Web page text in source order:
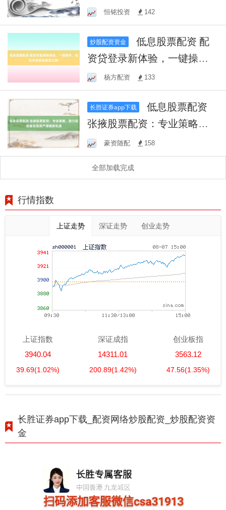
靠，助您投资增值
恒铭投资 142
炒股配资资金
低息股票配资 配
资贷登录新体验，一键操
作，轻松开启您的投资之
旅！
杨方配资 133
长胜证券app下载
低息股票配资
张掖股票配资：专业策略，
助力投资者实现资产增值新
机遇
豪资随配 158
全部加载完成
行情指数
上证走势 深证走势 创业走势
上证指数
3940.04
39.69(1.02%)
深证成指
14311.01
200.89(1.42%)
创业板指
3563.12
47.56(1.35%)
长胜证券app下载_配资网络炒股配资_炒股配资资
金